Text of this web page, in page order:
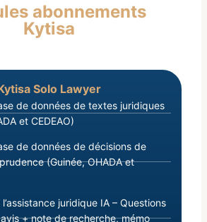
abonnements
Kytisa
Solo Lawyer
de données de textes juridiques
et CEDEAO)
de données de décisions de
(Guinée, OHADA et
juridique IA – Questions
+ note de recherche, mémo